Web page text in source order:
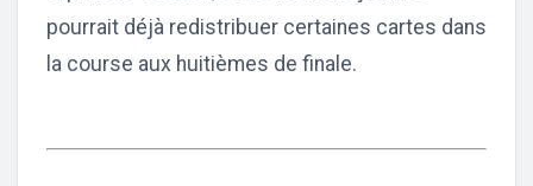
pourrait déjà redistribuer certaines cartes dans
la course aux huitièmes de finale.